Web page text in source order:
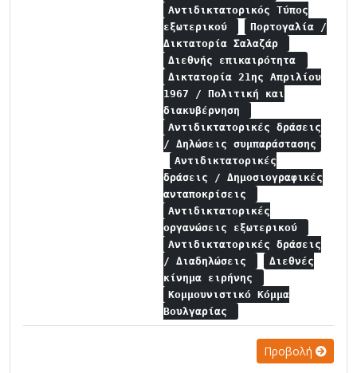
Αντιδικτατορικός Τύπος
εξωτερικού
Πορτογαλία /
Δικτατορία Σαλαζάρ
Διεθνής επικαιρότητα
Δικτατορία 21ης Απριλίου
1967 / Πολιτική και
διακυβέρνηση
Αντιδικτατορικές δράσεις
/ Δηλώσεις συμπαράστασης
Αντιδικτατορικές
δράσεις / Δημοσιογραφικές
ανταποκρίσεις
Αντιδικτατορικές
οργανώσεις εξωτερικού
Αντιδικτατορικές δράσεις
/ Διαδηλώσεις
Διεθνές
κίνημα ειρήνης
Κομμουνιστικό Κόμμα
Βουλγαρίας
Προβολή